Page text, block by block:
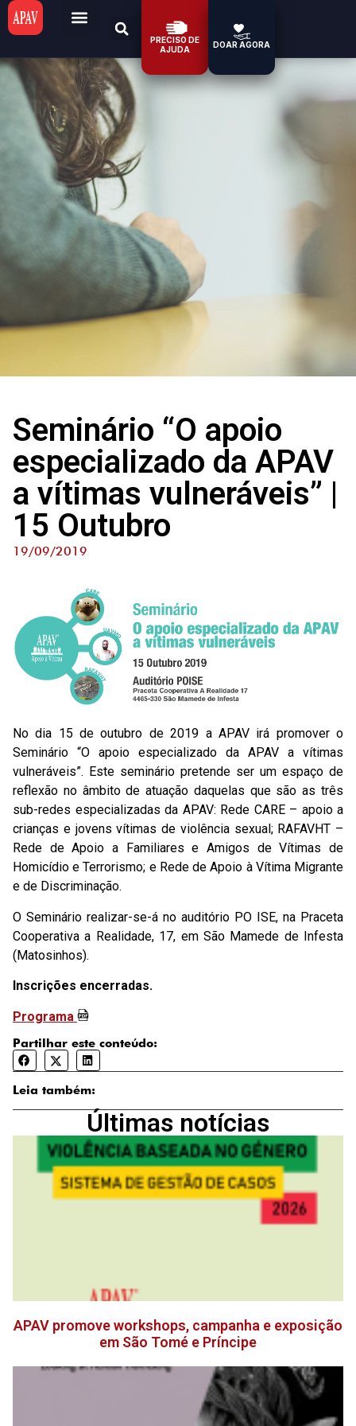
PRECISO DE
AJUDA
DOAR AGORA
Seminário “O apoio
especializado da APAV
a vítimas vulneráveis” |
15 Outubro
19/09/2019
No dia 15 de outubro de 2019 a APAV irá promover o
Seminário “O apoio especializado da APAV a vítimas
vulneráveis”. Este seminário pretende ser um espaço de
reflexão no âmbito de atuação daquelas que são as três
sub-redes especializadas da APAV: Rede CARE – apoio a
crianças e jovens vítimas de violência sexual; RAFAVHT –
Rede de Apoio a Familiares e Amigos de Vítimas de
Homicídio e Terrorismo; e Rede de Apoio à Vítima Migrante
e de Discriminação.
O Seminário realizar-se-á no auditório PO ISE, na Praceta
Cooperativa a Realidade, 17, em São Mamede de Infesta
(Matosinhos).
Inscrições encerradas.
Programa
Partilhar este conteúdo:
Leia também:
Últimas notícias
APAV promove workshops, campanha e exposição
em São Tomé e Príncipe